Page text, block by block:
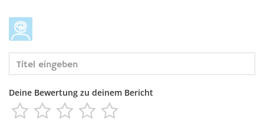
Deine Bewertung zu deinem Bericht
    